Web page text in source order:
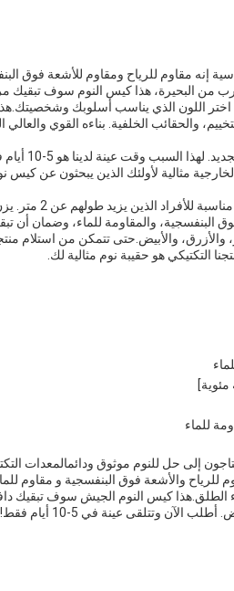
مقاوم للرياح ومقاوم للأشعة فوق
من البحيرة، هذا كيس النوم سوف تبقيك
اختر اللون الذي يناسب أسلوبك
والحقائب الخلفية. بناءه القوي
نحن نفهم أنك لا
مثالية لأولئك الذين يبحثون عن كيس
البنفسجية، والمقاومة للماء، وضمان أن
والأزرق، والأبيض.حتى تتمكن من استلام
التكتيكي هو حقيبة نوم مثالية لك.
للماء
إلى حل للنوم موثوق ودائمالمعدات
للرياح والأشعة فوق البنفسجية و مقاوم
الطلق.هذا كيس النوم الجيش سوف تبقيك
وتتلقى عينة في 5-10 أيام فقط!